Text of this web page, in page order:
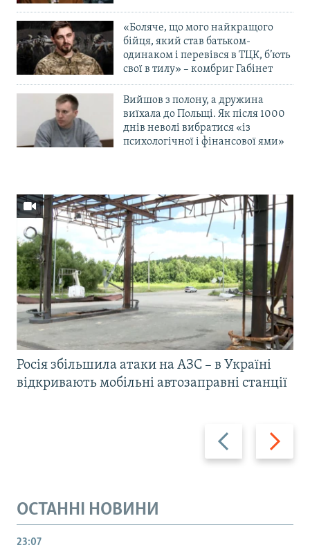
«Боляче, що мого найкращого
бійця, який став батьком-
одинаком і перевівся в ТЦК, б’ють
свої в тилу» – комбриг Габінет
Вийшов з полону, а дружина
виїхала до Польщі. Як після 1000
днів неволі вибратися «із
психологічної і фінансової ями»
Назад Вперед
Росія збільшила атаки на АЗС – в Україні
відкривають мобільні автозаправні станції
ОСТАННІ НОВИНИ
23:07